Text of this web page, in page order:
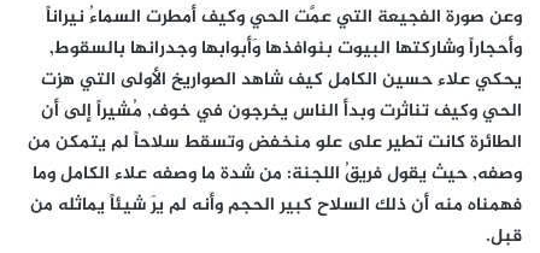
وعن صورة الفجيعة التي عمَّت الحي وكيف أمطرت السماءُ نيراناً
وأحجاراً وشاركتها البيوت بنوافذها وَأبوابها وجدرانها بالسقوط,
يحكي علاء حسين الكامل كيف شاهد الصواريخ الأولى التي هزت
الحي وكيف تناثرت وبدأ الناس يخرجون في خوف, مُشيراً إلى أن
الطائرة كانت تطير على علو منخفض وتسقط سلاحاً لم يتمكن من
وصفه, حيث يقول فريقُ اللجنة: من شدة ما وصفه علاء الكامل وما
فهمناه منه أَن ذلك السلاح كبير الحجم وأنه لم يرَ شيئاً يماثله من
قبل.